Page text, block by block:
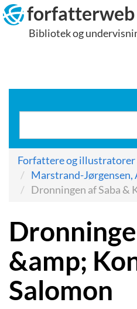
Hop
til
indhold
forfatterweb
Bibliotek og
Forfattere og illustratorer
Marstrand-Jørgensen,
Dronningen af Saba &
&amp;
Salomon